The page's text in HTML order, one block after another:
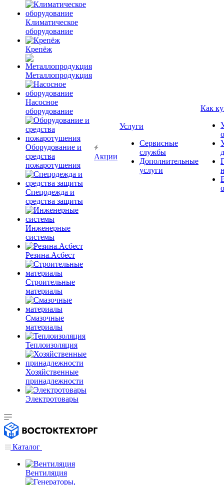
Климатическое
оборудование
Крепёж
Металлопродукция
Насосное
оборудование
Оборудование и
средства
пожаротушения
Спецодежда и
средства защиты
Инженерные
системы
Резина.Асбест
Строительные
материалы
Смазочные
материалы
Теплоизоляция
Хозяйственные
принадлежности
Электротовары
Акции
Услуги
Сервисные
службы
Дополнительные
услуги
Как
Каталог
Вентиляция